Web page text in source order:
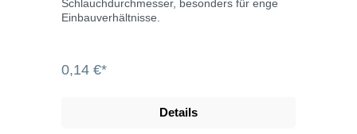
Schlauchdurchmesser, besonders für enge
Einbauverhältnisse.
0,14 €*
Details